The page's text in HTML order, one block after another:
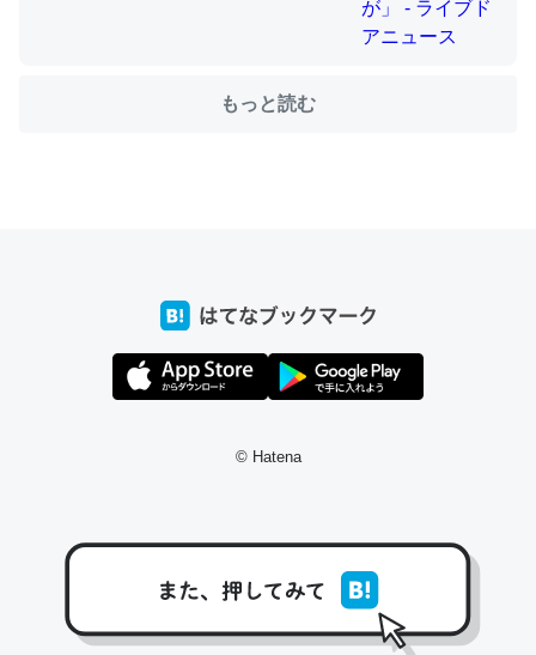
それを実質100倍以上に伸ばす効果があるはず……
コミュニケーションが劇的に変化した｜tayorini by LIFULL介護
たいなのでネット環境作ったけどAlexaしか使わないので
回線代ほとんどかからないですよ。参考：
https://toyoshi.hatenablog.com/entry/2019/05/15/1805
もっと読む
© Hatena